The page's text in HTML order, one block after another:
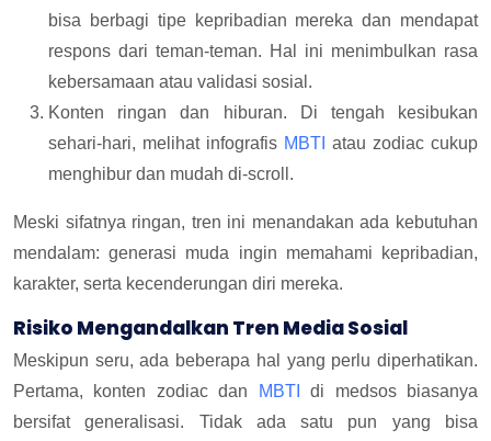
bisa berbagi tipe kepribadian mereka dan mendapat
respons dari teman-teman. Hal ini menimbulkan rasa
kebersamaan atau validasi sosial.
Konten ringan dan hiburan. Di tengah kesibukan
sehari-hari, melihat infografis MBTI atau zodiac cukup
menghibur dan mudah di-scroll.
Meski sifatnya ringan, tren ini menandakan ada kebutuhan
mendalam: generasi muda ingin memahami kepribadian,
karakter, serta kecenderungan diri mereka.
Risiko Mengandalkan Tren Media Sosial
Meskipun seru, ada beberapa hal yang perlu diperhatikan.
Pertama, konten zodiac dan
MBTI
di medsos biasanya
bersifat generalisasi. Tidak ada satu pun yang bisa